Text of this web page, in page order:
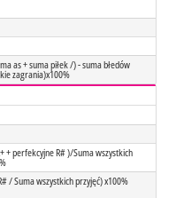
as + suma piłek /) - suma błedów
zagrania)x100%
+ perfekcyjne R# )/Suma wszystkich
/ Suma wszystkich przyjęć) x100%